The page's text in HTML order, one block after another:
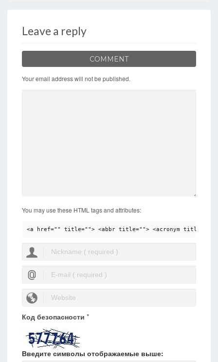
Leave a reply
COMMENT
Your email address will not be published.
You may use these HTML tags and attributes:
<a href="" title=""> <abbr title=""> <acronym title="">
Код безопасности *
Введите символы отображаемые выше: